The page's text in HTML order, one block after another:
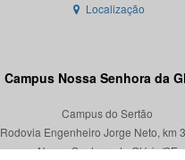
Localização
Campus Nossa Senhora da
Campus do Sertão
Rodovia Engenheiro Jorge Neto, km
Nossa Senhora da Glória/SE